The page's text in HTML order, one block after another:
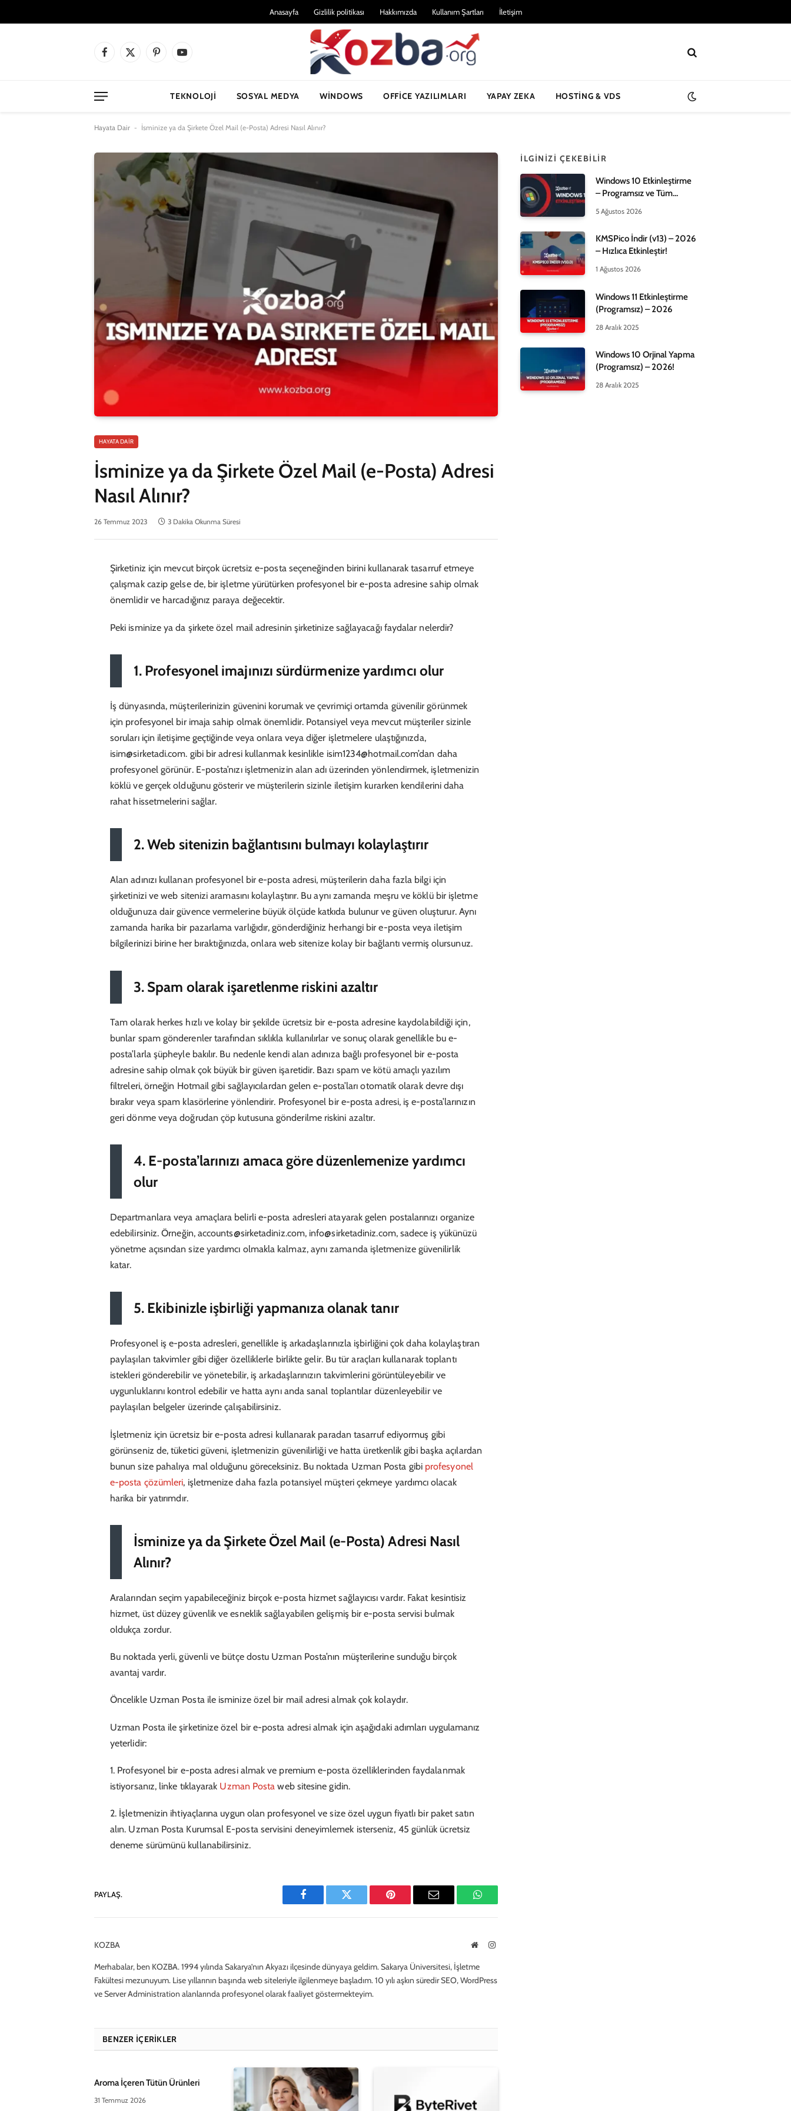
Anasayfa Gizlilik politikası Hakkımızda Kullanım Şartları İletişim
Facebook
X
PinterestYouTube
TEKNOLOJI SOSYAL MEDYA WINDOWS OFFICE YAZILIMLARI YAPAY ZEKA HOSTING & VDS
Hayata Dair - İsminize ya da Şirkete Özel Mail (e-Posta) Adresi Nasıl Alınır?
HAYATA DAIR
İsminize ya da Şirkete Özel Mail (e-Posta) Adresi
Nasıl Alınır?
26 Temmuz 2023 3 Dakika Okunma Süresi
Şirketiniz için mevcut birçok ücretsiz e-posta seçeneğinden birini kullanarak tasarruf etmeye
çalışmak cazip gelse de, bir işletme yürütürken profesyonel bir e-posta adresine sahip olmak
önemlidir ve harcadığınız paraya değecektir.
Peki isminize ya da şirkete özel mail adresinin şirketinize sağlayacağı faydalar nelerdir?
1. Profesyonel imajınızı sürdürmenize yardımcı olur
İş dünyasında, müşterilerinizin güvenini korumak ve çevrimiçi ortamda güvenilir görünmek
için profesyonel bir imaja sahip olmak önemlidir. Potansiyel veya mevcut müşteriler sizinle
soruları için iletişime geçtiğinde veya onlara veya diğer işletmelere ulaştığınızda,
isim@sirketadi.com. gibi bir adresi kullanmak kesinlikle isim1234@hotmail.com’dan daha
profesyonel görünür. E-posta’nızı işletmenizin alan adı üzerinden yönlendirmek, işletmenizin
köklü ve gerçek olduğunu gösterir ve müşterilerin sizinle iletişim kurarken kendilerini daha
rahat hissetmelerini sağlar.
2. Web sitenizin bağlantısını bulmayı kolaylaştırır
Alan adınızı kullanan profesyonel bir e-posta adresi, müşterilerin daha fazla bilgi için
şirketinizi ve web sitenizi aramasını kolaylaştırır. Bu aynı zamanda meşru ve köklü bir işletme
olduğunuza dair güvence vermelerine büyük ölçüde katkıda bulunur ve güven oluşturur. Aynı
zamanda harika bir pazarlama varlığıdır, gönderdiğiniz herhangi bir e-posta veya iletişim
bilgilerinizi birine her bıraktığınızda, onlara web sitenize kolay bir bağlantı vermiş olursunuz.
3. Spam olarak işaretlenme riskini azaltır
Tam olarak herkes hızlı ve kolay bir şekilde ücretsiz bir e-posta adresine kaydolabildiği için,
bunlar spam gönderenler tarafından sıklıkla kullanılırlar ve sonuç olarak genellikle bu e-
posta’larla şüpheyle bakılır. Bu nedenle kendi alan adınıza bağlı profesyonel bir e-posta
adresine sahip olmak çok büyük bir güven işaretidir. Bazı spam ve kötü amaçlı yazılım
filtreleri, örneğin Hotmail gibi sağlayıcılardan gelen e-posta’ları otomatik olarak devre dışı
bırakır veya spam klasörlerine yönlendirir. Profesyonel bir e-posta adresi, iş e-posta’larınızın
geri dönme veya doğrudan çöp kutusuna gönderilme riskini azaltır.
4. E-posta’larınızı amaca göre düzenlemenize yardımcı
olur
Departmanlara veya amaçlara belirli e-posta adresleri atayarak gelen postalarınızı organize
edebilirsiniz. Örneğin, accounts@sirketadiniz.com, info@sirketadiniz.com, sadece iş yükünüzü
yönetme açısından size yardımcı olmakla kalmaz, aynı zamanda işletmenize güvenilirlik
katar.
5. Ekibinizle işbirliği yapmanıza olanak tanır
Profesyonel iş e-posta adresleri, genellikle iş arkadaşlarınızla işbirliğini çok daha kolaylaştıran
paylaşılan takvimler gibi diğer özelliklerle birlikte gelir. Bu tür araçları kullanarak toplantı
istekleri gönderebilir ve yönetebilir, iş arkadaşlarınızın takvimlerini görüntüleyebilir ve
uygunluklarını kontrol edebilir ve hatta aynı anda sanal toplantılar düzenleyebilir ve
paylaşılan belgeler üzerinde çalışabilirsiniz.
İşletmeniz için ücretsiz bir e-posta adresi kullanarak paradan tasarruf ediyormuş gibi
görünseniz de, tüketici güveni, işletmenizin güvenilirliği ve hatta üretkenlik gibi başka açılardan
bunun size pahalıya mal olduğunu göreceksiniz. Bu noktada Uzman Posta gibi profesyonel
e-posta çözümleri, işletmenize daha fazla potansiyel müşteri çekmeye yardımcı olacak
harika bir yatırımdır.
İsminize ya da Şirkete Özel Mail (e-Posta) Adresi Nasıl
Alınır?
Aralarından seçim yapabileceğiniz birçok e-posta hizmet sağlayıcısı vardır. Fakat kesintisiz
hizmet, üst düzey güvenlik ve esneklik sağlayabilen gelişmiş bir e-posta servisi bulmak
oldukça zordur.
Bu noktada yerli, güvenli ve bütçe dostu Uzman Posta’nın müşterilerine sunduğu birçok
avantaj vardır.
Öncelikle Uzman Posta ile isminize özel bir mail adresi almak çok kolaydır.
Uzman Posta ile şirketinize özel bir e-posta adresi almak için aşağıdaki adımları uygulamanız
yeterlidir:
1. Profesyonel bir e-posta adresi almak ve premium e-posta özelliklerinden faydalanmak
istiyorsanız, linke tıklayarak Uzman Posta web sitesine gidin.
2. İşletmenizin ihtiyaçlarına uygun olan profesyonel ve size özel uygun fiyatlı bir paket satın
alın. Uzman Posta Kurumsal E-posta servisini deneyimlemek isterseniz, 45 günlük ücretsiz
deneme sürümünü kullanabilirsiniz.
PAYLAŞ.
Facebook Twitter Pinterest
E-
WhatsApp
KOZBA WebsiteInstagram
Merhabalar, ben KOZBA. 1994 yılında Sakarya’nın Akyazı ilçesinde dünyaya geldim. Sakarya Üniversitesi, İşletme
Fakültesi mezunuyum. Lise yıllarının başında web siteleriyle ilgilenmeye başladım. 10 yılı aşkın süredir SEO, WordPress
ve Server Administration alanlarında profesyonel olarak faaliyet göstermekteyim.
BENZER İÇERIKLER
Aroma İçeren Tütün Ürünleri
31 Temmuz 2026
İLGINIZI ÇEKEBILIR
Windows 10 Etkinleştirme
– Programsız ve Tüm
5 Ağustos 2026
KMSPico İndir (v13) – 2026
– Hızlıca Etkinleştir!
1 Ağustos 2026
Windows 11 Etkinleştirme
(Programsız) – 2026
28 Aralık 2025
Windows 10 Orjinal Yapma
(Programsız) – 2026!
28 Aralık 2025